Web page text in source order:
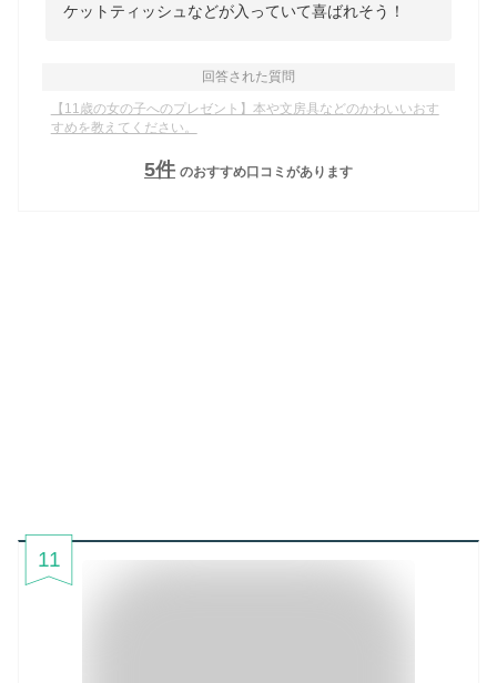
ケットティッシュなどが入っていて喜ばれそう！
回答された質問
【11歳の女の子へのプレゼント】本や文房具などのかわいいおす
すめを教えてください。
5件 のおすすめ口コミがあります
11